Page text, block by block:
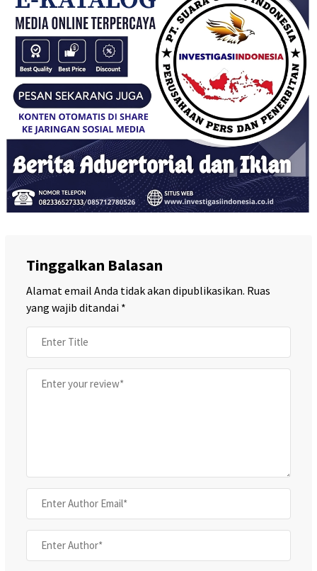
Tinggalkan Balasan
Alamat email Anda tidak akan dipublikasikan. Ruas
yang wajib ditandai *